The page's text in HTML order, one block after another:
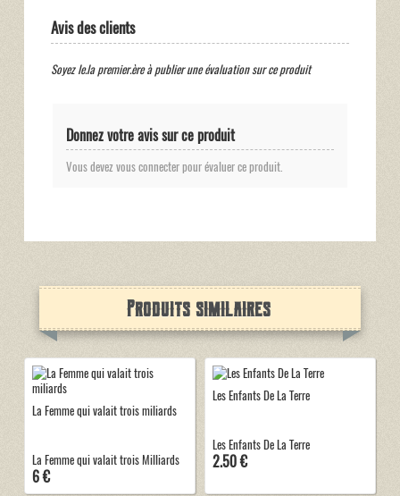
Avis des clients
Soyez le.la premier.ère à publier une évaluation sur ce produit
Donnez votre avis sur ce produit
Vous devez vous connecter pour évaluer ce produit.
Produits similaires
La Femme qui valait trois miliards
La Femme qui valait trois Milliards
6 €
Les Enfants De La Terre
Les Enfants De La Terre
2.50 €